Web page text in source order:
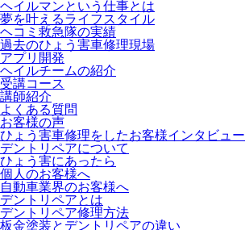
ヘイルマンという仕事とは
夢を叶えるライフスタイル
ヘコミ救急隊の実績
過去のひょう害車修理現場
アプリ開発
ヘイルチームの紹介
受講コース
講師紹介
よくある質問
お客様の声
ひょう害車修理をしたお客様インタビュー
デントリペアについて
ひょう害にあったら
個人のお客様へ
自動車業界のお客様へ
デントリペアとは
デントリペア修理方法
板金塗装とデントリペアの違い